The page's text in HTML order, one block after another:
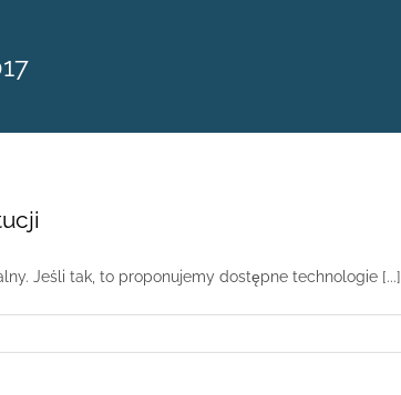
Jeśli tak, to proponujemy dostępne technologie [...]